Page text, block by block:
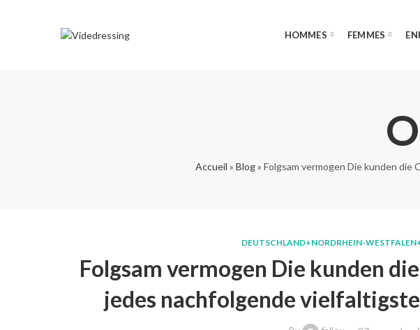
HOMMES FEMMES
Accueil » Blog» Folgsam vermogen Die kunden
DEUTSCHLAND+NORDRHEIN-
Folgsam vermogen Die kunden
jedes nachfolgende